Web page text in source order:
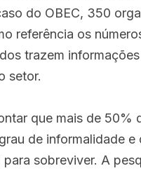
do OBEC, 350
referência os
trazem
setor.
que mais de
de informalidade
sobreviver. A